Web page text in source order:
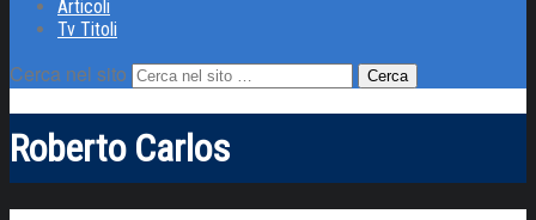
Articoli
Tv Titoli
Cerca nel sito
Roberto Carlos